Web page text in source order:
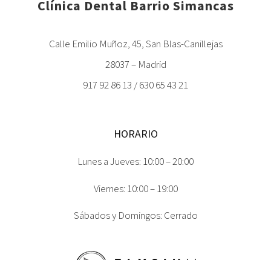
Clínica Dental Barrio Simancas
Calle Emilio Muñoz, 45, San Blas-Canillejas
28037 – Madrid
917 92 86 13 / 630 65 43 21
HORARIO
Lunes a Jueves: 10:00 – 20:00
Viernes: 10:00 – 19:00
Sábados y Domingos: Cerrado